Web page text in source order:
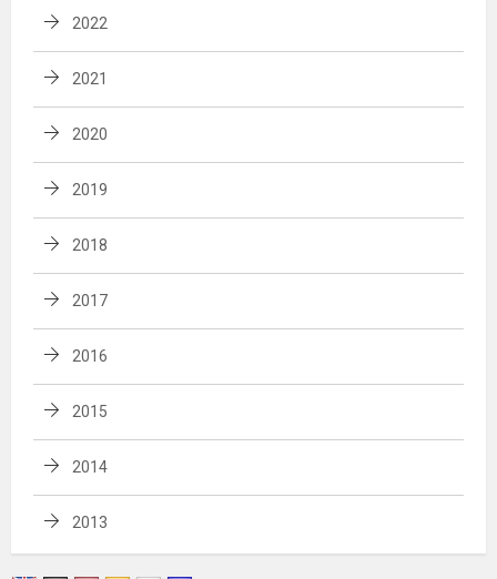
2022
2021
2020
2019
2018
2017
2016
2015
2014
2013